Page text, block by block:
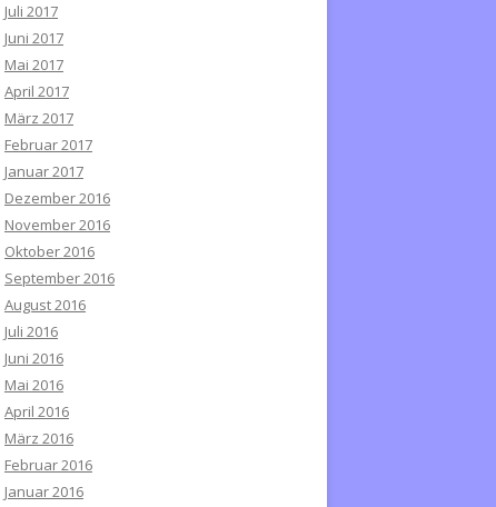
Juli 2017
Juni 2017
Mai 2017
April 2017
März 2017
Februar 2017
Januar 2017
Dezember 2016
November 2016
Oktober 2016
September 2016
August 2016
Juli 2016
Juni 2016
Mai 2016
April 2016
März 2016
Februar 2016
Januar 2016